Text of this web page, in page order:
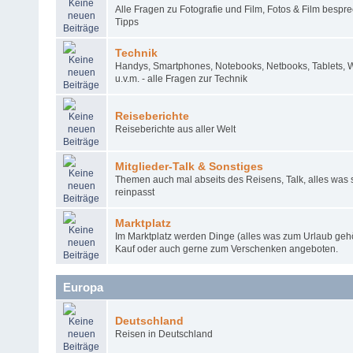
Alle Fragen zu Fotografie und Film, Fotos & Film
Tipps
Technik
Handys, Smartphones, Notebooks, Netbooks, Tablets,
u.v.m. - alle Fragen zur Technik
Reiseberichte
Reiseberichte aus aller Welt
Mitglieder-Talk & Sonstiges
Themen auch mal abseits des Reisens, Talk, alles was
reinpasst
Marktplatz
Im Marktplatz werden Dinge (alles was zum Urlaub
Kauf oder auch gerne zum Verschenken angeboten.
Europa
Deutschland
Reisen in Deutschland